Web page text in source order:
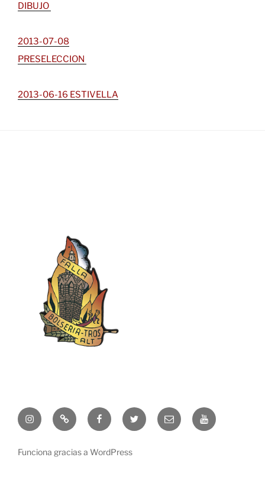
DIBUJO
2013-07-08
PRESELECCION
2013-06-16 ESTIVELLA
InstagramTikTok FacebookTwitter Correo
electrónico
Youtube
Funciona gracias a WordPress